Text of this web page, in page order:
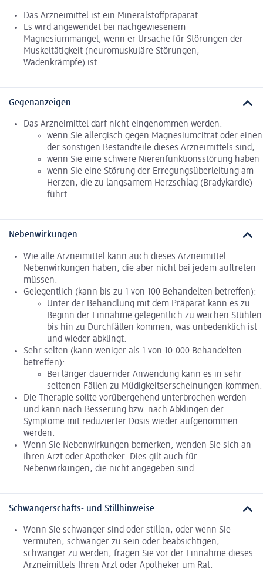
Das Arzneimittel ist ein Mineralstoffpräparat
Es wird angewendet bei nachgewiesenem
Magnesiummangel, wenn er Ursache für Störungen der
Muskeltätigkeit (neuromuskuläre Störungen,
Wadenkrämpfe) ist.
Gegenanzeigen
Das Arzneimittel darf nicht eingenommen werden:
wenn Sie allergisch gegen Magnesiumcitrat oder einen
der sonstigen Bestandteile dieses Arzneimittels sind,
wenn Sie eine schwere Nierenfunktionsstörung haben
wenn Sie eine Störung der Erregungsüberleitung am
Herzen, die zu langsamem Herzschlag (Bradykardie)
führt.
Nebenwirkungen
Wie alle Arzneimittel kann auch dieses Arzneimittel
Nebenwirkungen haben, die aber nicht bei jedem auftreten
müssen.
Gelegentlich (kann bis zu 1 von 100 Behandelten betreffen):
Unter der Behandlung mit dem Präparat kann es zu
Beginn der Einnahme gelegentlich zu weichen Stühlen
bis hin zu Durchfällen kommen, was unbedenklich ist
und wieder abklingt.
Sehr selten (kann weniger als 1 von 10.000 Behandelten
betreffen):
Bei länger dauernder Anwendung kann es in sehr
seltenen Fällen zu Müdigkeitserscheinungen kommen.
Die Therapie sollte vorübergehend unterbrochen werden
und kann nach Besserung bzw. nach Abklingen der
Symptome mit reduzierter Dosis wieder aufgenommen
werden.
Wenn Sie Nebenwirkungen bemerken, wenden Sie sich an
Ihren Arzt oder Apotheker. Dies gilt auch für
Nebenwirkungen, die nicht angegeben sind.
Schwangerschafts- und Stillhinweise
Wenn Sie schwanger sind oder stillen, oder wenn Sie
vermuten, schwanger zu sein oder beabsichtigen,
schwanger zu werden, fragen Sie vor der Einnahme dieses
Arzneimittels Ihren Arzt oder Apotheker um Rat.